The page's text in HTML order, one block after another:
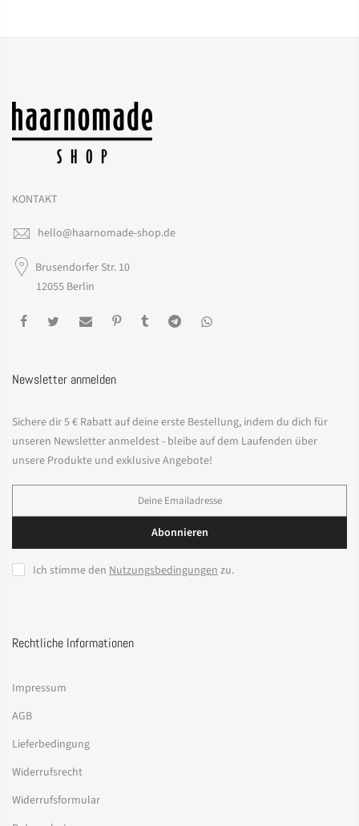
KONTAKT
hello@haarnomade-shop.de
Brusendorfer Str. 10
12055 Berlin
Newsletter anmelden
Sichere dir 5 € Rabatt auf deine erste Bestellung, indem du dich für
unseren Newsletter anmeldest - bleibe auf dem Laufenden über
unsere Produkte und exklusive Angebote!
Abonnieren
Ich stimme den Nutzungsbedingungen zu.
Rechtliche Informationen
Impressum
AGB
Lieferbedingung
Widerrufsrecht
Widerrufsformular